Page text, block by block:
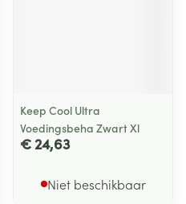
Keep Cool Ultra
Voedingsbeha Zwart Xl
€ 24,63
Niet beschikbaar